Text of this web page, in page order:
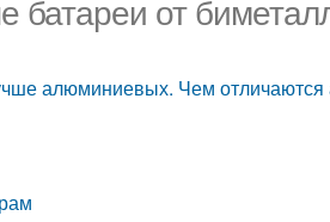
батареи от
алюминиевых. Чем